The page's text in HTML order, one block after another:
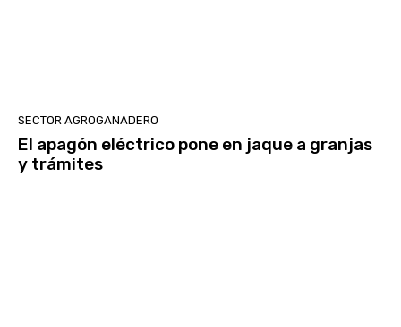
SECTOR AGROGANADERO
El apagón eléctrico pone en jaque a granjas
y trámites